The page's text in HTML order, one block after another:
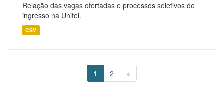
Relação das vagas ofertadas e processos seletivos de
ingresso na Unifei.
CSV
1 2 »